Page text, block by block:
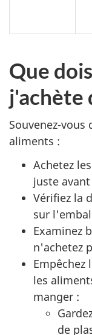
Que
j'achète
Souvenez-vous
aliments :
Achetez
juste
Vérifiez la
sur
Examinez
n'achetez
Empêchez
les
manger :
de